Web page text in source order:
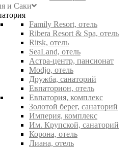
и Саки
Family Resort, отель
Ribera Resort & Spa, отель
Ritsk, отель
SeaLand, отель
Астра-центр, пансионат
Modjo, отель
Дружба, санаторий
Евпаторион, отель
Евпатория, комплекс
Золотой берег, санаторий
Империя, комплекс
Им. Крупской, санаторий
Корона, отель
Лиана, отель